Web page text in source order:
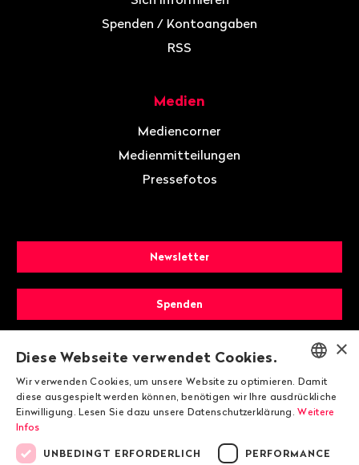
Spenden / Kontoangaben
RSS
Medien
Mediencorner
Medienmitteilungen
Pressefotos
Newsletter
Spenden
Mitglied werden
ENGLISH
DEUTSCH
×
Diese Webseite verwendet Cookies.
Wir verwenden Cookies, um unsere Website zu optimieren. Damit
diese ausgespielt werden können, benötigen wir Ihre ausdrückliche
Einwilligung. Lesen Sie dazu unsere Datenschutzerklärung. Weitere
Infos
UNBEDINGT ERFORDERLICH PERFORMANCE